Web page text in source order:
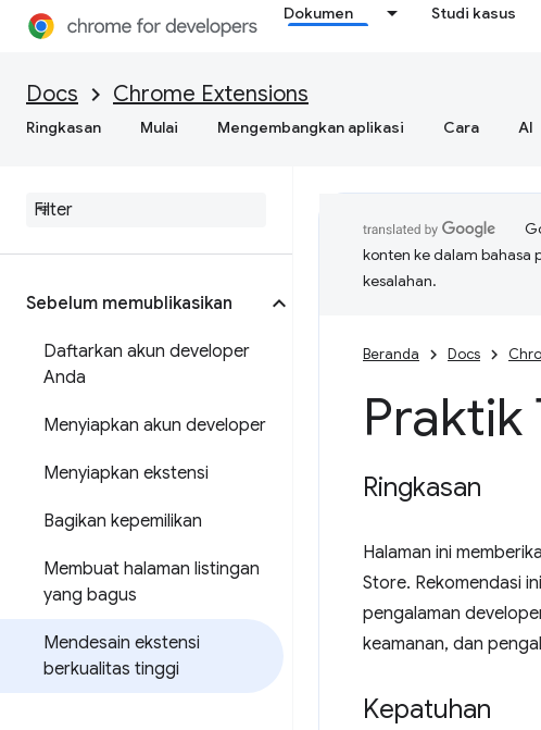
Dokumen Studi kasus
Docs Chrome Extensions
Ringkasan Mulai Mengembangkan aplikasi Cara AI
Sebelum memublikasikan
Daftarkan akun developer
Anda
Menyiapkan akun developer
Menyiapkan ekstensi
Bagikan kepemilikan
Membuat halaman listingan
yang bagus
Mendesain ekstensi
berkualitas tinggi
konten ke dalam bahasa
kesalahan.
Beranda Docs
Praktik
Ringkasan
Halaman ini
Store. Rekomendasi
pengalaman
keamanan, dan
Kepatuhan